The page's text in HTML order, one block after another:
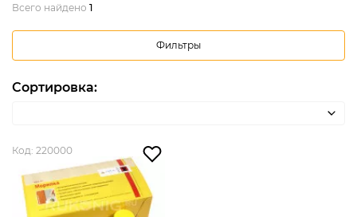
Всего найдено 1
Фильтры
Сортировка:
Код: 220000